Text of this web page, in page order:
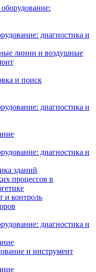
диагностика и
линии и воздушные
и поиск
диагностика и
диагностика и
зданий
процессов в
и контроль
диагностика и
и инструмент